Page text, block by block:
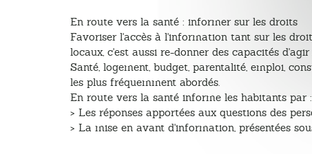
En route vers la santé : informer sur les droits
Favoriser l'accès à l'information tant sur les
locaux, c'est aussi re-donner des capacités
Santé, logement, budget, parentalité, emploi,
les plus fréquemment abordés.
En route vers la santé informe les habitants par :
> Les réponses apportées aux questions des
> La mise en avant d'information, présentées